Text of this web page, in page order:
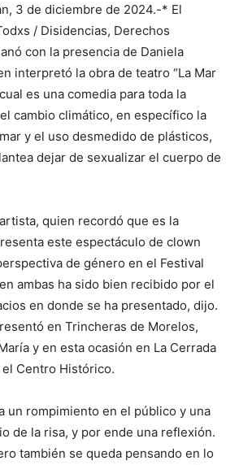
3 de diciembre de 2024.-* El
/ Disidencias, Derechos
con la presencia de Daniela
interpretó la obra de teatro “La Mar
es una comedia para toda la
cambio climático, en específico la
y el uso desmedido de plásticos,
dejar de sexualizar el cuerpo de
quien recordó que es la
este espectáculo de clown
de género en el Festival
ambas ha sido bien recibido por el
en donde se ha presentado, dijo.
en Trincheras de Morelos,
y en esta ocasión en La Cerrada
Centro Histórico.
un rompimiento en el público y una
de la risa, y por ende una reflexión.
también se queda pensando en lo